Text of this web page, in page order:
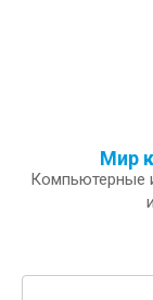
Мир
Компьютерные
Поиск: